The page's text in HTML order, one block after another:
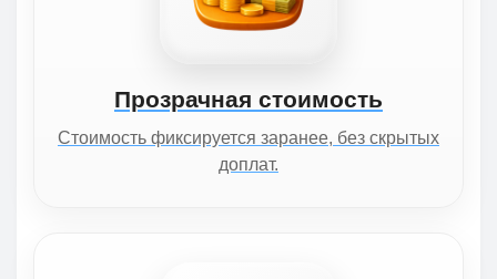
Прозрачная стоимость
Стоимость фиксируется заранее, без скрытых
доплат.